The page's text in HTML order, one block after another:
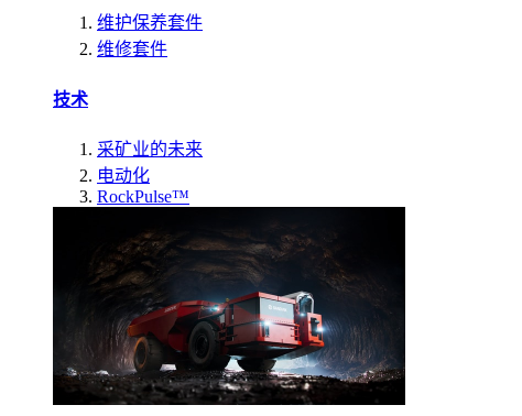
维护保养套件
维修套件
技术
采矿业的未来
电动化
RockPulse™